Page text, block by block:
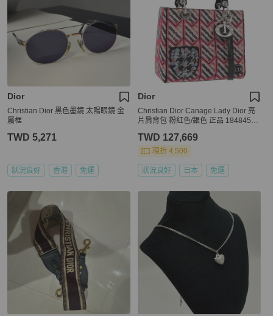
Dior
Christian Dior 黑色墨鏡 太陽眼鏡 金
屬框
TWD 5,271
狀況良好 香港 免運
Dior
Christian Dior Canage Lady Dior 亮
片肩背包 粉紅色/銀色 正品 184845S
TWD 127,669
現折 4,500
狀況良好 日本 免運